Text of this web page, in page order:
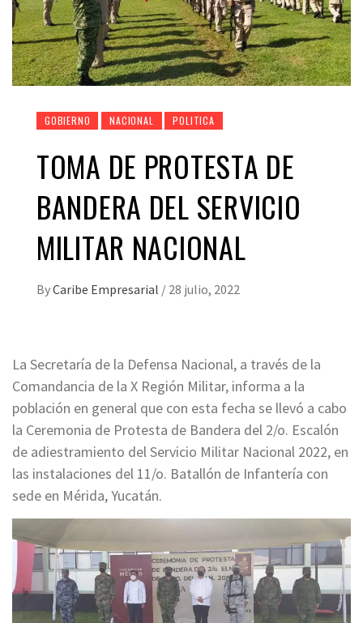
GOBIERNO NACIONAL POLITICA
TOMA DE PROTESTA DE
BANDERA DEL SERVICIO
MILITAR NACIONAL
ByCaribe Empresarial / 28 julio, 2022
La Secretaría de la Defensa Nacional, a través de la
Comandancia de la X Región Militar, informa a la
población en general que con esta fecha se llevó a cabo
la Ceremonia de Protesta de Bandera del 2/o. Escalón
de adiestramiento del Servicio Militar Nacional 2022, en
las instalaciones del 11/o. Batallón de Infantería con
sede en Mérida, Yucatán.